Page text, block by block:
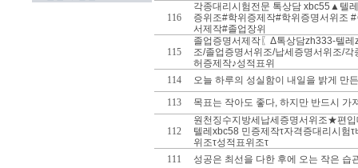
116
각종대리시험전문 톡상담 xbc55▲텔
증위조#학위증제작#학위증명서위조
서제작#졸업장위
115
졸업증명서제작〖Δ톡상담zh333-텔
조/졸업증명서위조/납세증명서위조/
허증제작♪성적표위
114
오늘 하루의 성실함이 내일을 밝게 만
113
목표는 작아도 좋다, 하지만 반드시 가
112
원천징수지방세납세증명서위조★편
텔레xbc58 민증제작τ자격증대리시험
위조τ성적표위조τ
111
성공은 최선을 다한 후에 오는 작은 습